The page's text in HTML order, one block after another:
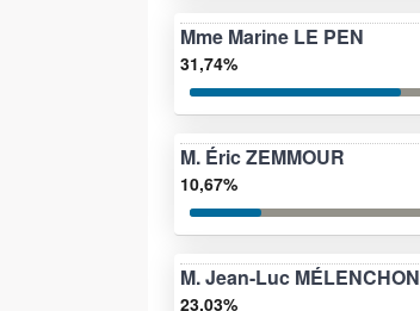
Mme Marine LE PEN
31,74%
M. Éric ZEMMOUR
10,67%
M. Jean-Luc MÉLENCHON
23,03%